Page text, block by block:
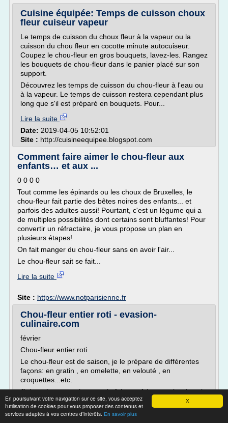
X
En poursuivant votre navigation sur ce site, vous acceptez
l'utilisation de cookies pour vous proposer des contenus et
services adaptés à vos centres d'intérêts. En savoir plus
Cuisine équipée: Temps de cuisson choux
fleur cuiseur vapeur
Le temps de cuisson du choux fleur à la vapeur ou la
cuisson du chou fleur en cocotte minute autocuiseur.
Coupez le chou-fleur en gros bouquets, lavez-les. Rangez
les bouquets de chou-fleur dans le panier placé sur son
support.
Découvrez les temps de cuisson du chou-fleur à l'eau ou
à la vapeur. Le temps de cuisson restera cependant plus
long que s'il est préparé en bouquets. Pour...
Lire la suite
Date: 2019-04-05 10:52:01
Site : http://cuisineequipee.blogspot.com
Comment faire aimer le chou-fleur aux
enfants… et aux ...
0 0 0 0
Tout comme les épinards ou les choux de Bruxelles, le
chou-fleur fait partie des bêtes noires des enfants... et
parfois des adultes aussi! Pourtant, c'est un légume qui a
de multiples possibilités dont certains sont bluffantes! Pour
convertir un réfractaire, je vous propose un plan en
plusieurs étapes!
On fait manger du chou-fleur sans en avoir l'air...
Le chou-fleur sait se fait...
Lire la suite
Site : https://www.notparisienne.fr
Chou-fleur entier roti - evasion-
culinaire.com
février
Chou-fleur entier roti
Le chou-fleur est de saison, je le prépare de différentes
façons: en gratin , en omelette, en velouté , en
croquettes...etc.
J'ai testé cette variante en le faisant rôtir en entier dans le
four. J'avoue qu'au départ j'étais un peu sceptique,
j'imaginais obtenir à tous les coups un chou-fleur sec.